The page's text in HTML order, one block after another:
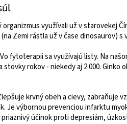
využívali už v starovekej
Zemi rástla už v čase dinosaurov)
fytoterapii sa využívajú listy. Na
rokov - niekedy aj 2 000. Ginko
krvný obeh a cievy, zabraňuje
Je výbornou prevenciou infarktu
účinok proti depresiám,